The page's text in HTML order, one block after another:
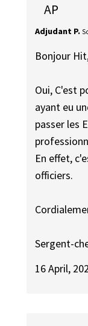
AP
Adjudant P.
Bonjour
Oui, C'est
ayant eu
passer les
En effet,
officiers.
Sergent-
16 April,